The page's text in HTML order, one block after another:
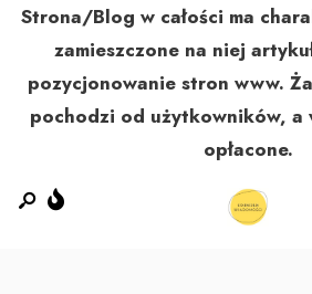
Strona/Blog w całości ma
zamieszczone na niej
pozycjonowanie stron www.
pochodzi od użytkowników, a
opłacone.